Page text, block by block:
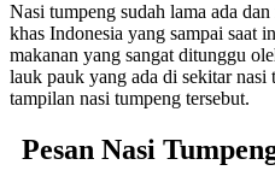
Nasi tumpeng sudah lama ada
khas Indonesia yang sampai saat
makanan yang sangat ditunggu
lauk pauk yang ada di sekitar
tampilan nasi tumpeng tersebut.
Pesan Nasi